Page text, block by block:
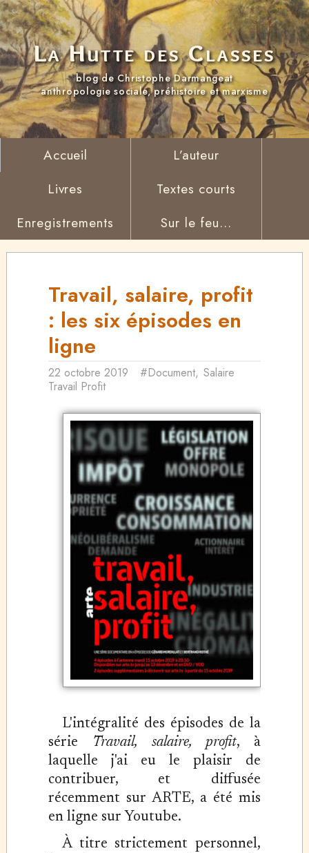
La Hutte des Classes
blog de Christophe Darmangeat
anthropologie sociale, préhistoire et marxisme
Accueil
L’auteur
Livres
Textes courts
Enregistrements
Sur le feu...
Travail, salaire, profit
: les six épisodes en
ligne
22 octobre 2019 #Document, Salaire
Travail Profit
L'intégralité des épisodes de la
série
Travail, salaire, profit, à
laquelle j'ai eu le plaisir de
contribuer, et diffusée
récemment sur ARTE, a été mis
en ligne sur Youtube.
À titre strictement personnel,